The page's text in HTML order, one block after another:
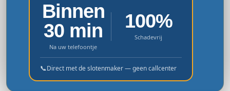
Binnen
30 min
Na uw telefoontje
100%
Schadevrij
📞Direct met de slotenmaker — geen callcenter